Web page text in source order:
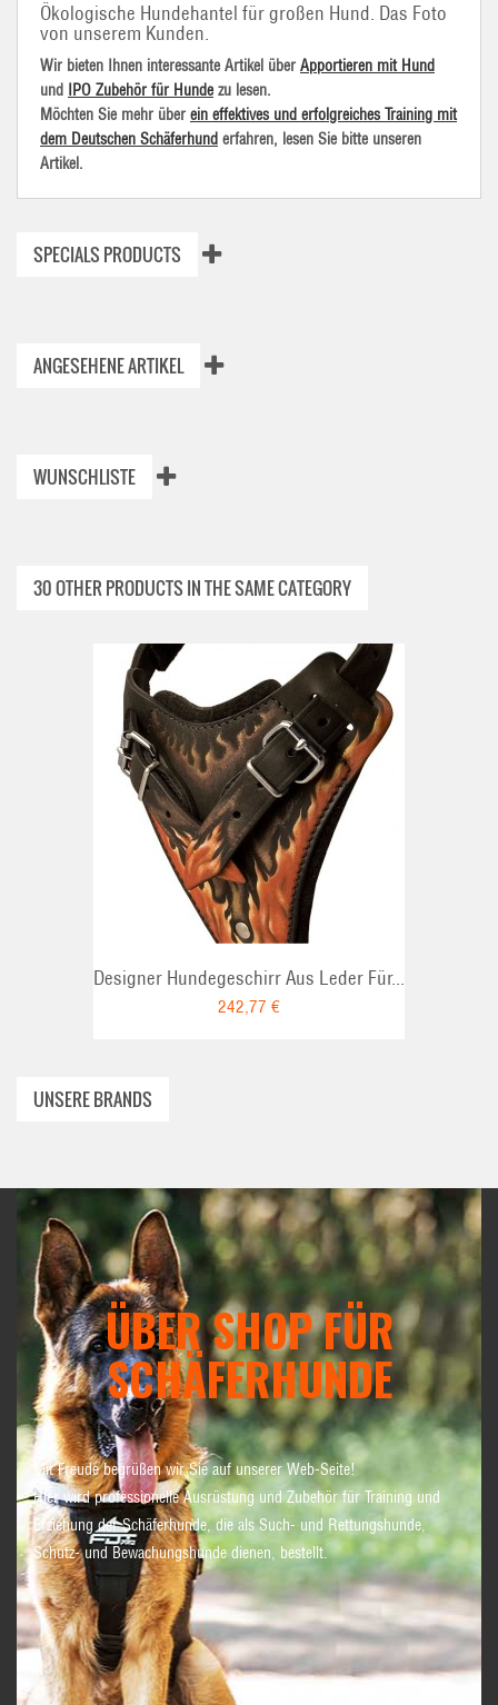
Ökologische Hundehantel für großen Hund. Das Foto
von unserem Kunden.
Wir bieten Ihnen interessante Artikel über Apportieren mit Hund
und IPO Zubehör für Hunde zu lesen.
Möchten Sie mehr über ein effektives und erfolgreiches Training mit
dem Deutschen Schäferhund erfahren, lesen Sie bitte unseren
Artikel.
SPECIALS PRODUCTS
ANGESEHENE ARTIKEL
WUNSCHLISTE
30 OTHER PRODUCTS IN THE SAME CATEGORY
Designer Hundegeschirr Aus Leder Für...
242,77 €
UNSERE BRANDS
ÜBER SHOP FÜR
SCHÄFERHUNDE
Mit Freude begrüßen wir Sie auf unserer Web-Seite!
Hier wird professionelle Ausrüstung und Zubehör für Training und
Erziehung der Schäferhunde, die als Such- und Rettungshunde,
Schutz- und Bewachungshunde dienen, bestellt.